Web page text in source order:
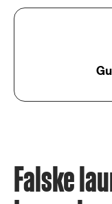
Falske